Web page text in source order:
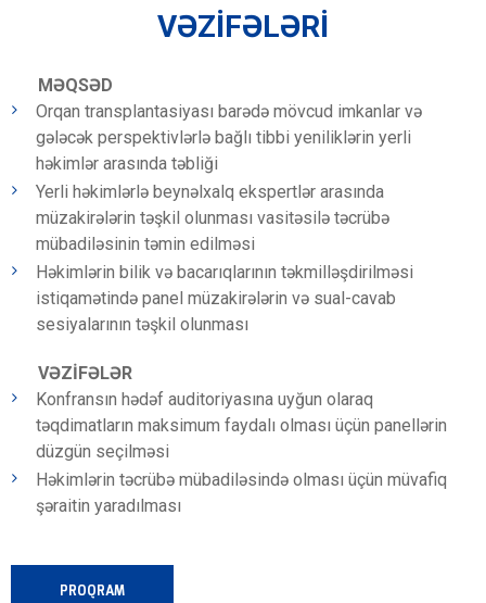
VƏZİFƏLƏRİ
MƏQSƏD
Orqan transplantasiyası barədə mövcud imkanlar və
gələcək perspektivlərlə bağlı tibbi yeniliklərin yerli
həkimlər arasında təbliği
Yerli həkimlərlə beynəlxalq ekspertlər arasında
müzakirələrin təşkil olunması vasitəsilə təcrübə
mübadiləsinin təmin edilməsi
Həkimlərin bilik və bacarıqlarının təkmilləşdirilməsi
istiqamətində panel müzakirələrin və sual-cavab
sesiyalarının təşkil olunması
VƏZİFƏLƏR
Konfransın hədəf auditoriyasına uyğun olaraq
təqdimatların maksimum faydalı olması üçün panellərin
düzgün seçilməsi
Həkimlərin təcrübə mübadiləsində olması üçün müvafiq
şəraitin yaradılması
PROQRAM